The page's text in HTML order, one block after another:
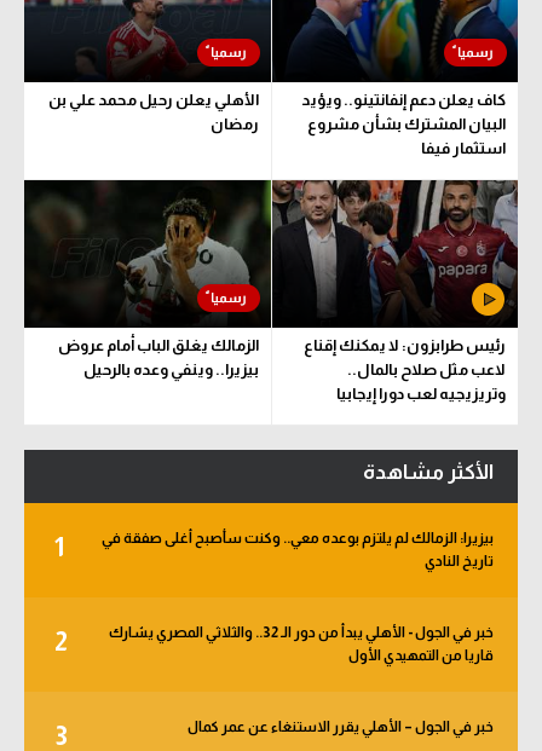
كاف يعلن دعم إنفانتينو.. ويؤيد
البيان المشترك بشأن مشروع
استثمار فيفا
الأهلي يعلن رحيل محمد علي بن
رمضان
رئيس طرابزون: لا يمكنك إقناع
لاعب مثل صلاح بالمال..
وتريزيجيه لعب دورا إيجابيا
الزمالك يغلق الباب أمام عروض
بيزيرا.. وينفي وعده بالرحيل
الأكثر مشاهدة
1
بيزيرا: الزمالك لم يلتزم بوعده معي.. وكنت سأصبح أغلى صفقة في
تاريخ النادي
2
خبر في الجول - الأهلي يبدأ من دور الـ 32.. والثلاثي المصري يشارك
قاريا من التمهيدي الأول
3 خبر في الجول – الأهلي يقرر الاستنغاء عن عمر كمال